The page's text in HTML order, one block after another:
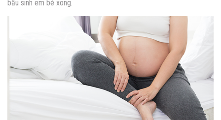
bầu sinh em bé xong.